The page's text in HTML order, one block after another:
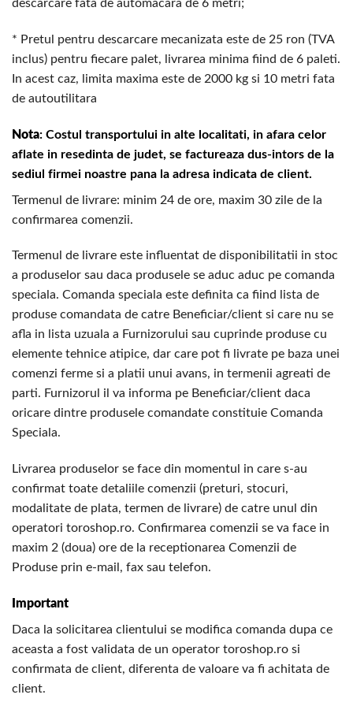
descarcare fata de automacara de 6 metri;
* Pretul pentru descarcare mecanizata este de 25 ron (TVA
inclus) pentru fiecare palet, livrarea minima fiind de 6 paleti.
In acest caz, limita maxima este de 2000 kg si 10 metri fata
de autoutilitara
Nota: Costul transportului in alte localitati, in afara celor
aflate in resedinta de judet, se factureaza dus-intors de la
sediul firmei noastre pana la adresa indicata de client.
Termenul de livrare: minim 24 de ore, maxim 30 zile de la
confirmarea comenzii.
Termenul de livrare este influentat de disponibilitatii in stoc
a produselor sau daca produsele se aduc aduc pe comanda
speciala. Comanda speciala este definita ca fiind lista de
produse comandata de catre Beneficiar/client si care nu se
afla in lista uzuala a Furnizorului sau cuprinde produse cu
elemente tehnice atipice, dar care pot fi livrate pe baza unei
comenzi ferme si a platii unui avans, in termenii agreati de
parti. Furnizorul il va informa pe Beneficiar/client daca
oricare dintre produsele comandate constituie Comanda
Speciala.
Livrarea produselor se face din momentul in care s-au
confirmat toate detaliile comenzii (preturi, stocuri,
modalitate de plata, termen de livrare) de catre unul din
operatori toroshop.ro. Confirmarea comenzii se va face in
maxim 2 (doua) ore de la receptionarea Comenzii de
Produse prin e-mail, fax sau telefon.
Important
Daca la solicitarea clientului se modifica comanda dupa ce
aceasta a fost validata de un operator toroshop.ro si
confirmata de client, diferenta de valoare va fi achitata de
client.